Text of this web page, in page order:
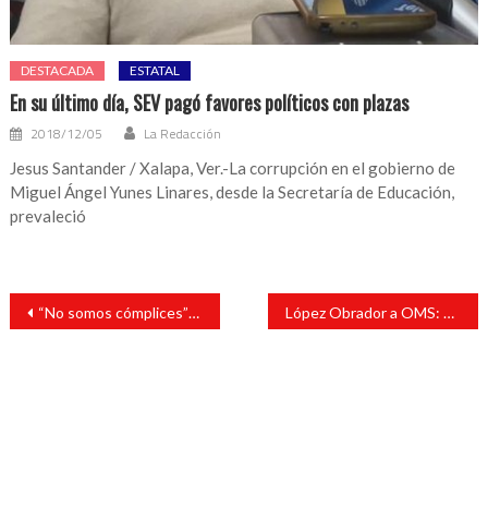
DESTACADA ESTATAL
En su último día, SEV pagó favores políticos con plazas
2018/12/05 La Redacción
Jesus Santander / Xalapa, Ver.-La corrupción en el gobierno de
Miguel Ángel Yunes Linares, desde la Secretaría de Educación,
prevaleció
Navegación
entradas
“No somos cómplices”: AMLO adelanta que se difundirán nombres de acusados por corrupción López Obrador a OMS: No deberían enojarse sino resolver autorización de vacunas